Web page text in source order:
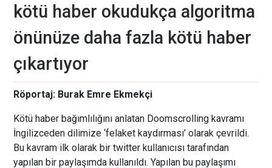
kötü haber okudukça algoritma
önünüze daha fazla kötü haber
çıkartıyor
Röportaj: Burak Emre Ekmekçi
Kötü haber bağımlılığını anlatan Doomscrolling kavramı
İngilizceden dilimize ‘felaket kaydırması’ olarak çevrildi.
Bu kavram ilk olarak bir twitter kullanıcısı tarafından
yapılan bir paylaşımda kullanıldı. Yapılan bu paylaşımı